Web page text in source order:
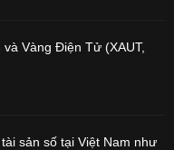
Vàng Điện Tử (XAUT,
sản số tại Việt Nam như